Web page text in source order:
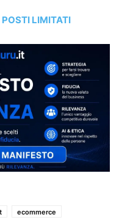
POSTI LIMITATI
ecommerce